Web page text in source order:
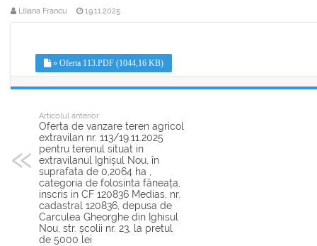
Liliana Francu 19.11.2025
» Oferta 113.PDF (1044,16 KB)
Articolul anterior
Oferta de vanzare teren agricol
extravilan nr. 113/19.11.2025
pentru terenul situat in
extravilanul Ighișul Nou, în
suprafata de 0,2064 ha ,
categoria de folosinta fâneața,
inscris in CF 120836 Medias, nr.
cadastral 120836, depusa de
Carculea Gheorghe din Ighisul
Nou, str. școlii nr. 23, la pretul
de 5000 lei